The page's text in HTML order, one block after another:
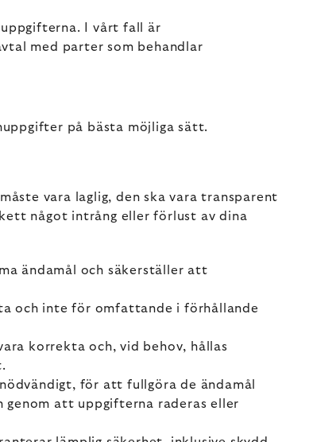
I vårt fall är
med parter som behandlar
på bästa möjliga sätt.
vara laglig, den ska vara transparent
något intrång eller förlust av dina
ändamål och säkerställer att
och inte för omfattande i förhållande
korrekta och, vid behov, hållas
för att fullgöra de ändamål
genom att uppgifterna raderas eller